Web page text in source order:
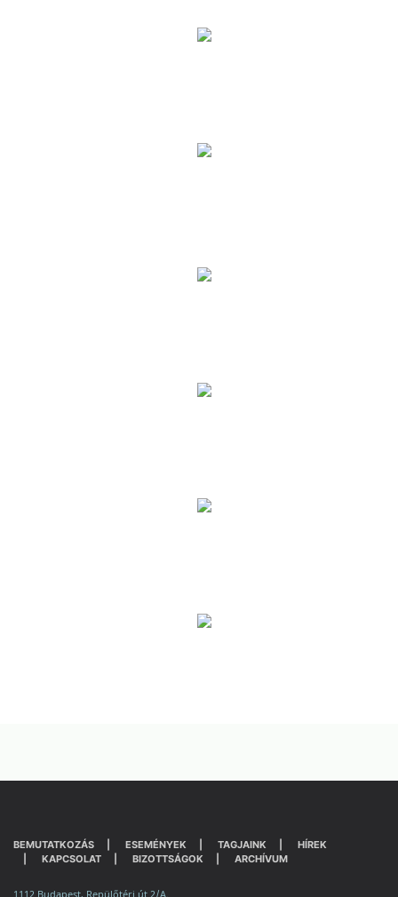
BEMUTATKOZÁS ESEMÉNYEK TAGJAINK
HÍREK
KAPCSOLAT
BIZOTTSÁGOK ARCHÍVUM
1112 Budapest, Repülőtéri út 2/A.